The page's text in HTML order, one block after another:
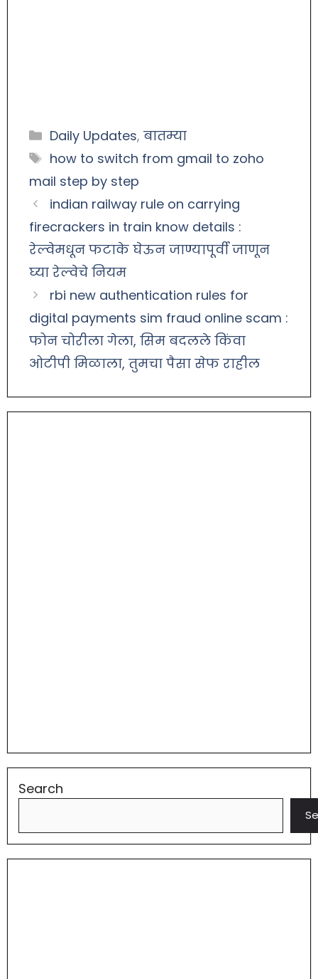
Daily Updates, बातम्या
how to switch from gmail to zoho
mail step by step
indian railway rule on carrying
firecrackers in train know details :
रेल्वेमधून फटाके घेऊन जाण्यापूर्वी जाणून
घ्या रेल्वेचे नियम
rbi new authentication rules for
digital payments sim fraud online scam :
फोन चोरीला गेला, सिम बदलले किंवा
ओटीपी मिळाला, तुमचा पैसा सेफ राहील
Search